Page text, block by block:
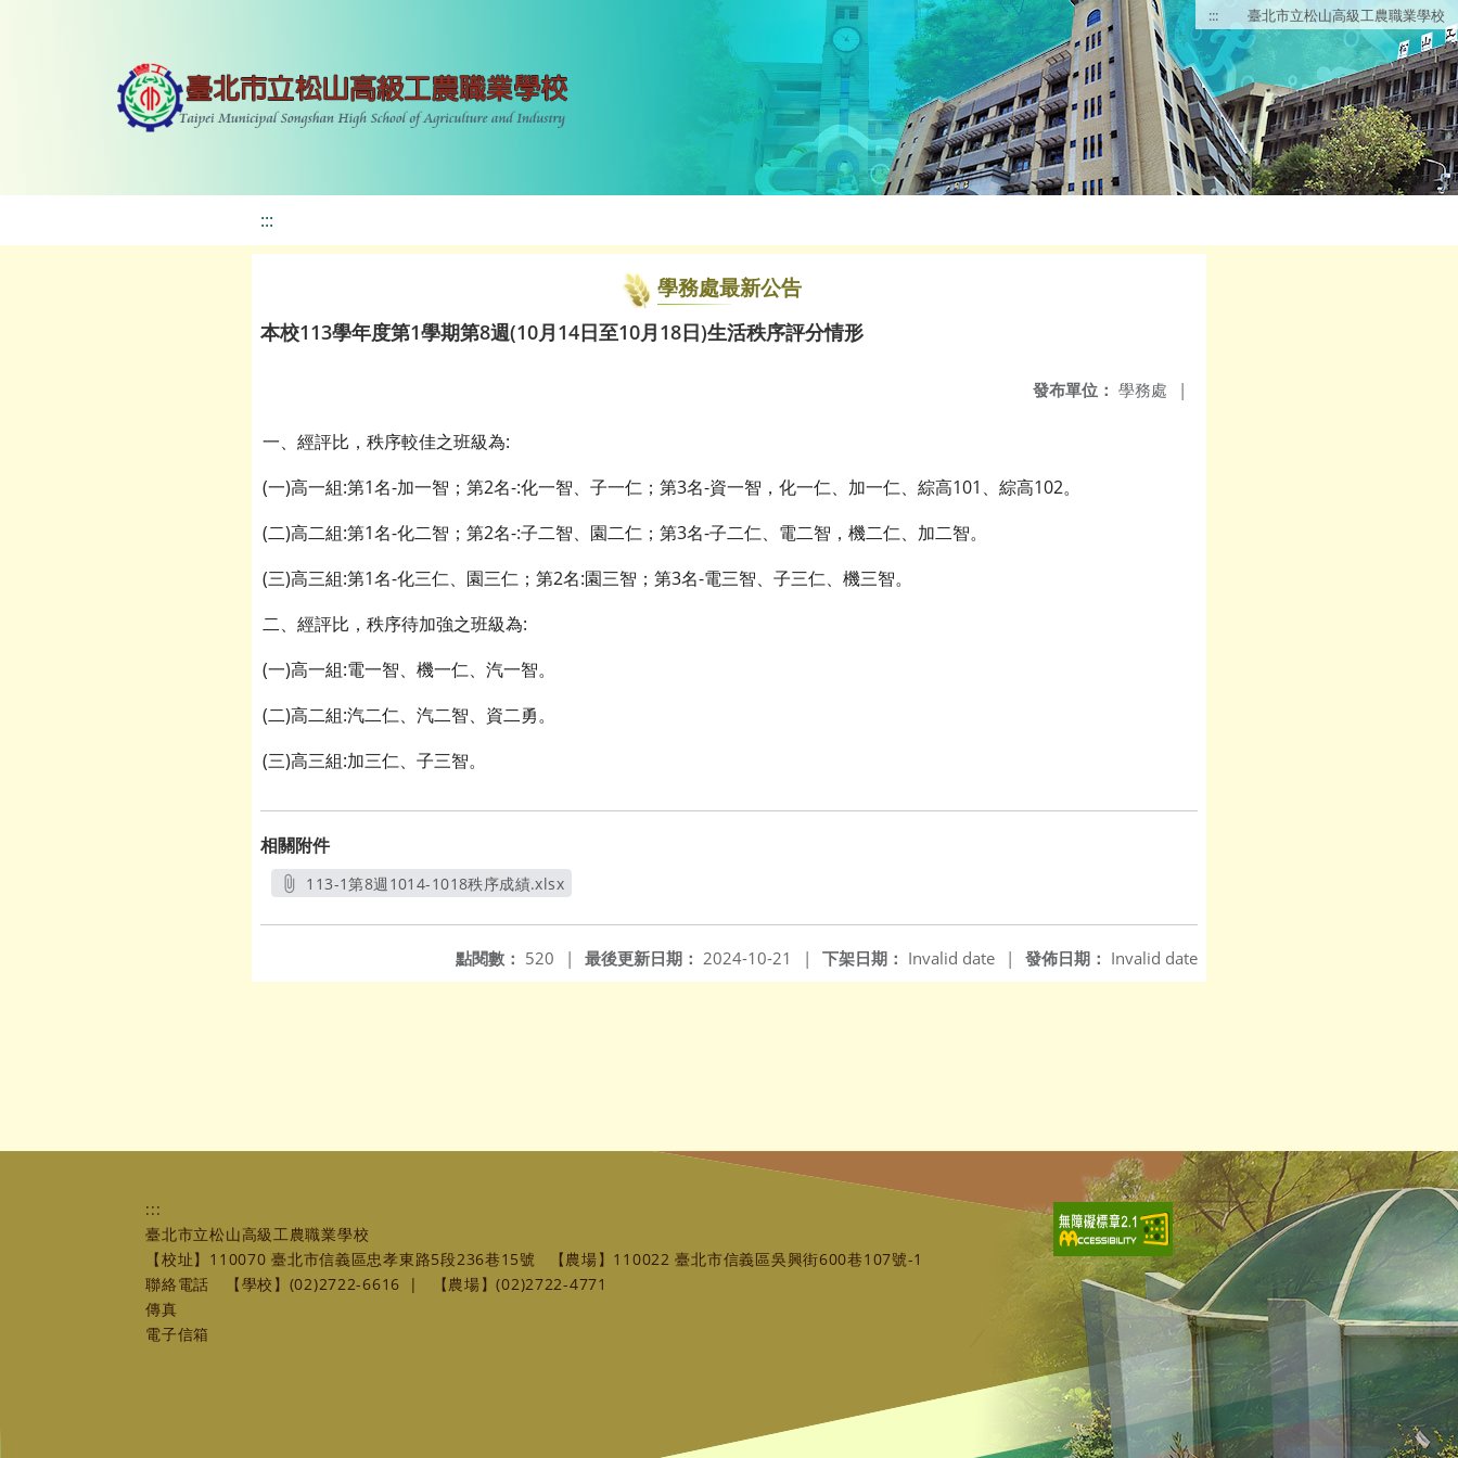
::: 臺北市立松山高級工農職業學校
:::
學務處最新公告
本校113學年度第1學期第8週(10月14日至10月18日)生活秩序評分情形
發布單位： 學務處 |
一、經評比，秩序較佳之班級為:
(一)高一組:第1名-加一智；第2名-:化一智、子一仁；第3名-資一智，化一仁、加一仁、綜高101、綜高102。
(二)高二組:第1名-化二智；第2名-:子二智、園二仁；第3名-子二仁、電二智，機二仁、加二智。
(三)高三組:第1名-化三仁、園三仁；第2名:園三智；第3名-電三智、子三仁、機三智。
二、經評比，秩序待加強之班級為:
(一)高一組:電一智、機一仁、汽一智。
(二)高二組:汽二仁、汽二智、資二勇。
(三)高三組:加三仁、子三智。
相關附件
113-1第8週1014-1018秩序成績.xlsx
發佈日期： Invalid date
下架日期： Invalid date |
最後更新日期： 2024-10-21 |
點閱數： 520 |
:::
臺北市立松山高級工農職業學校
【校址】110070 臺北市信義區忠孝東路5段236巷15號
【農場】110022 臺北市信義區吳興街600巷107號-1
聯絡電話
【學校】(02)2722-6616 |
【農場】(02)2722-4771
傳真
電子信箱